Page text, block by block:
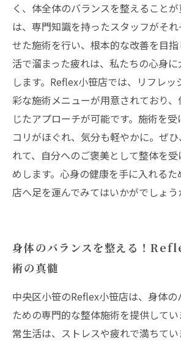
く、体全体のバランスを整えること
は、専門知識を持ったスタッフがそ
せた施術を行い、根本的な改善を目
活で溜まった疲れは、私たちの心身
します。Reflex小笹店では、リフレッ
彩な施術メニューが用意されており
じたアプローチが可能です。施術を
コリがほぐれ、気分も軽やかに。ぜ
れて、自分へのご褒美として整体を
めします。心身の健康を手に入れる
店へ足を運んでみてはいかがでしょう
身体のバランスを整える！
術の真髄
中央区小笹のReflex小笹店は、身体の
ための専門的な整体施術を提供して
常生活は、ストレスや疲れで満ちて